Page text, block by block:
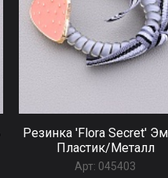
Резинка 'Flora Secret'
Пластик/Металл
Арт: 045403